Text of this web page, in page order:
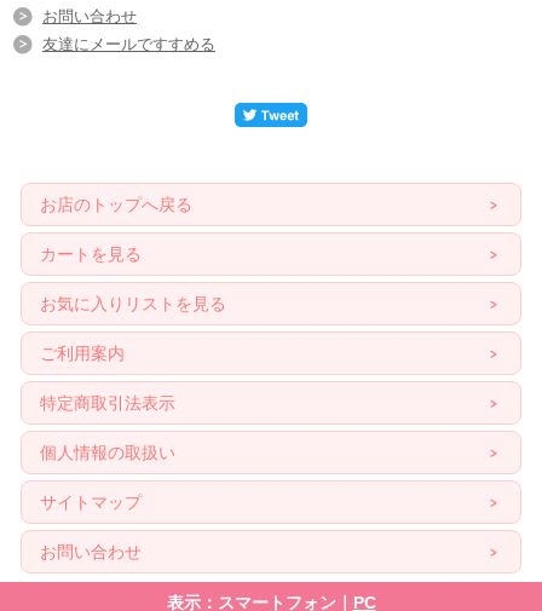
お問い合わせ
友達にメールですすめる
お店のトップへ戻る
カートを見る
お気に入りリストを見る
ご利用案内
特定商取引法表示
個人情報の取扱い
サイトマップ
お問い合わせ
表示：スマートフォン｜ PC